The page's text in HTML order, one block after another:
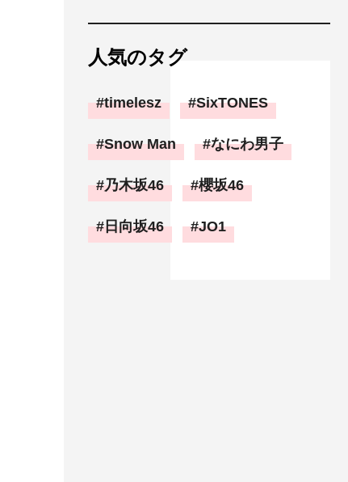
人気のタグ
timelesz SixTONES
Snow Man なにわ男子
乃木坂46 櫻坂46
日向坂46 JO1